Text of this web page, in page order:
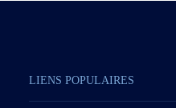
LIENS POPULAIRES